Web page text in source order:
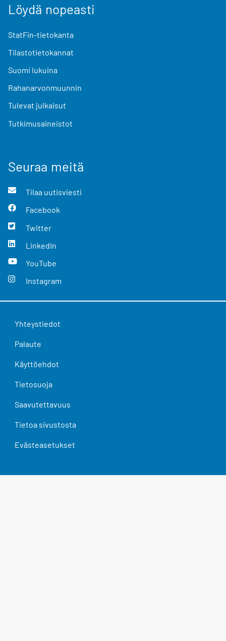
Löydä nopeasti
StatFin-tietokanta
Tilastotietokannat
Suomi lukuina
Rahanarvonmuunnin
Tulevat julkaisut
Tutkimusaineistot
Seuraa meitä
Tilaa uutisviesti
Facebook
Twitter
LinkedIn
YouTube
Instagram
Yhteystiedot
Palaute
Käyttöehdot
Tietosuoja
Saavutettavuus
Tietoa sivustosta
Evästeasetukset